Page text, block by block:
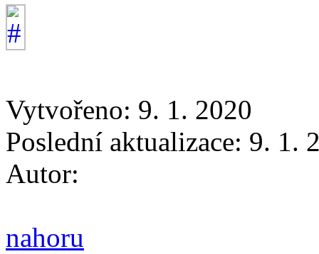
Vytvořeno: 9. 1. 2020
Poslední aktualizace: 9. 1.
Autor:
nahoru